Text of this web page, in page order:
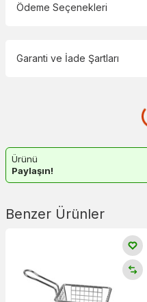
Ödeme Seçenekleri
Garanti ve İade Şartları
Ürünü
Paylaşın!
Benzer Ürünler